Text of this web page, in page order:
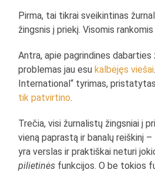
Pirma, tai tikrai sveikintinas
žingsnis į priekį. Visomis
Antra, apie pagrindines dabarties
problemas jau esukalbėjęs viešai
International“ tyrimas,
tik patvirtino.
Trečia, visi žurnalistų žingsniai į
vieną paprastą ir banalų reiškinį
yra verslas ir praktiškai neturi
pilietinės funkcijos. O be tokios